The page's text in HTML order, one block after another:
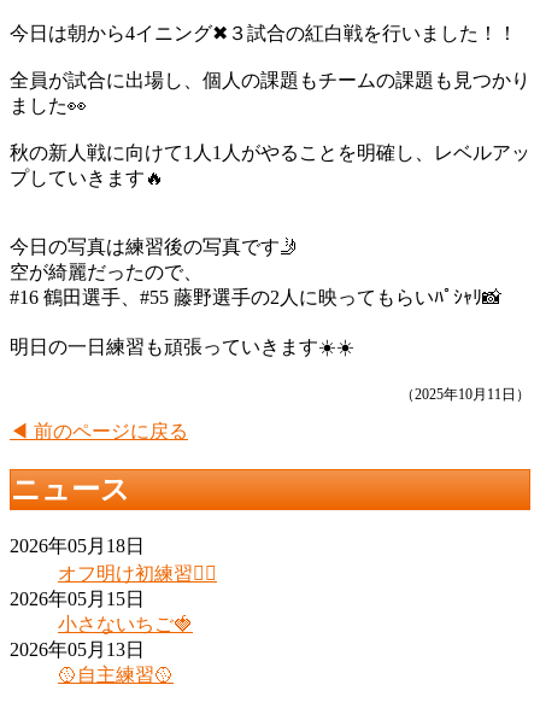
今日は朝から4イニング✖︎３試合の紅白戦を行いました！！
全員が試合に出場し、個人の課題もチームの課題も見つかり
ました👀
秋の新人戦に向けて1人1人がやることを明確し、レベルアッ
プしていきます🔥
今日の写真は練習後の写真です🤳
空が綺麗だったので、
#16 鶴田選手、#55 藤野選手の2人に映ってもらいﾊﾟｼｬﾘ📸
明日の一日練習も頑張っていきます☀️☀️
（2025年10月11日）
◀ 前のページに戻る
ニュース
2026年05月18日
オフ明け初練習❤️‍🔥
2026年05月15日
小さないちご🍓
2026年05月13日
🥎自主練習🥎